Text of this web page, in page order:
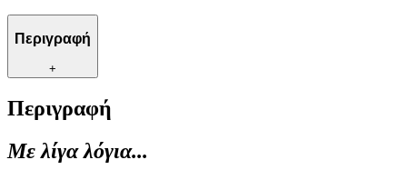
Περιγραφή
+
Περιγραφή
Με λίγα λόγια...